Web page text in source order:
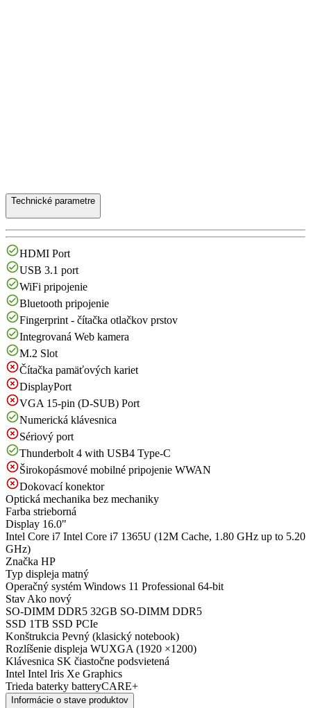
Technické parametre
HDMI Port
USB 3.1 port
WiFi pripojenie
Bluetooth pripojenie
Fingerprint - čítačka otlačkov prstov
Integrovaná Web kamera
M.2 Slot
Čítačka pamäťových kariet
DisplayPort
VGA 15-pin (D-SUB) Port
Numerická klávesnica
Sériový port
Thunderbolt 4 with USB4 Type-C
Širokopásmové mobilné pripojenie WWAN
Dokovací konektor
Optická mechanika bez mechaniky
Farba strieborná
Display 16.0"
Intel Core i7 Intel Core i7 1365U (12M Cache, 1.80 GHz up to 5.20
GHz)
Značka HP
Typ displeja matný
Operačný systém Windows 11 Professional 64-bit
Stav Ako nový
SO-DIMM DDR5 32GB SO-DIMM DDR5
SSD 1TB SSD PCIe
Konštrukcia Pevný (klasický notebook)
Rozlíšenie displeja WUXGA (1920 ×1200)
Klávesnica SK čiastočne podsvietená
Intel Intel Iris Xe Graphics
Trieda baterky batteryCARE+
Informácie o stave produktov